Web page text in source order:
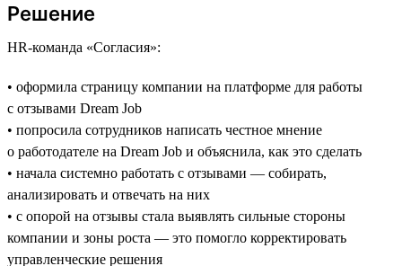
Решение
HR-команда «Согласия»:
• оформила страницу компании на платформе для работы
с отзывами Dream Job
• попросила сотрудников написать честное мнение
о работодателе на Dream Job и объяснила, как это сделать
• начала системно работать с отзывами — собирать,
анализировать и отвечать на них
• с опорой на отзывы стала выявлять сильные стороны
компании и зоны роста — это помогло корректировать
управленческие решения